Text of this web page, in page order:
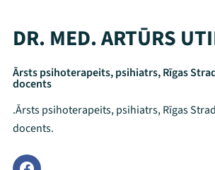
DR. MED. ARTŪRS
Ārsts psihoterapeits, psihiatrs, Rīgas
docents
.Ārsts psihoterapeits, psihiatrs, Rīgas
docents.